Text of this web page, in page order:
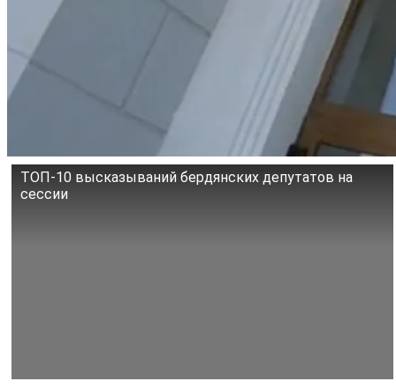
ТОП-10 высказываний бердянских депутатов на
сессии